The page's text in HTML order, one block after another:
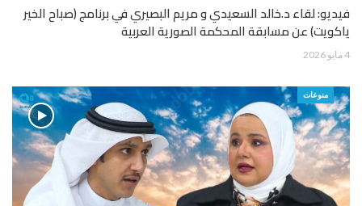
فيديو: لقاء د.خالد السعيدي و مريم البصيري في برنامج (صباح الخير
ياكويت) عن مسابقة المحكمة الصورية العربية
4 مايو 2026
منوعات